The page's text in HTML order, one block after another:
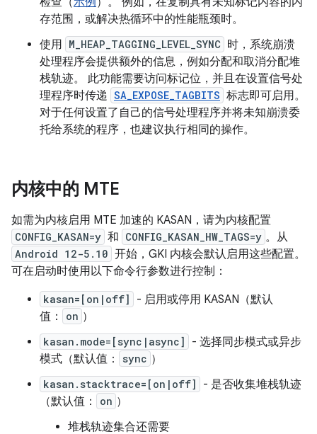
存范围，或解决热循环中的性能瓶颈时。
使用 M_HEAP_TAGGING_LEVEL_SYNC 时，系统崩溃
处理程序会提供额外的信息，例如分配和取消分配堆
栈轨迹。 此功能需要访问标记位，并且在设置信号处
理程序时传递 SA_EXPOSE_TAGBITS 标志即可启用。
对于任何设置了自己的信号处理程序并将未知崩溃委
托给系统的程序，也建议执行相同的操作。
内核中的 MTE
如需为内核启用 MTE 加速的 KASAN，请为内核配置
CONFIG_KASAN=y 和 CONFIG_KASAN_HW_TAGS=y 。从
Android 12-5.10 开始，GKI 内核会默认启用这些配置。
可在启动时使用以下命令行参数进行控制：
kasan=[on|off]
- 启用或停用 KASAN（默认
值：
on ）
kasan.mode=[sync|async]
- 选择同步模式或异步
模式（默认值：
sync ）
kasan.stacktrace=[on|off]
- 是否收集堆栈轨迹
（默认值：
on ）
堆栈轨迹集合还需要